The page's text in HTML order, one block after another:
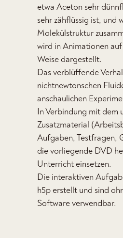
etwa Aceton sehr
sehr zähflüssig ist, und
Molekülstruktur
wird in Animationen
Weise dargestellt.
Das verblüffende
nichtnewtonschen
anschaulichen
In Verbindung mit dem
Zusatzmaterial
Aufgaben, Testfragen,
die vorliegende DVD
Unterricht einsetzen.
Die interaktiven
h5p erstellt und sind
Software verwendbar.